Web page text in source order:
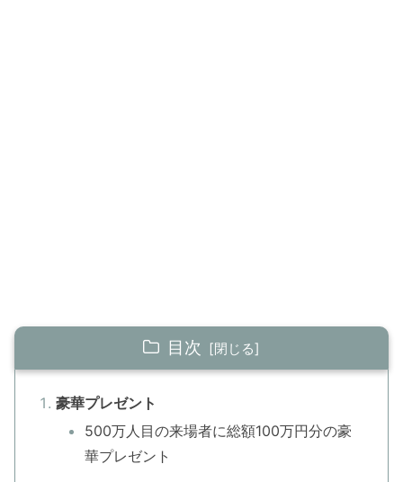
目次
豪華プレゼント
500万人目の来場者に総額100万円分の豪
華プレゼント